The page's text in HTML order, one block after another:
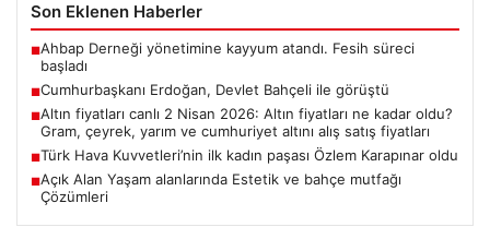
Son Eklenen Haberler
■Ahbap Derneği yönetimine kayyum atandı. Fesih süreci
başladı
■Cumhurbaşkanı Erdoğan, Devlet Bahçeli ile görüştü
■Altın fiyatları canlı 2 Nisan 2026: Altın fiyatları ne kadar oldu?
Gram, çeyrek, yarım ve cumhuriyet altını alış satış fiyatları
■Türk Hava Kuvvetleri’nin ilk kadın paşası Özlem Karapınar oldu
■Açık Alan Yaşam alanlarında Estetik ve bahçe mutfağı
Çözümleri